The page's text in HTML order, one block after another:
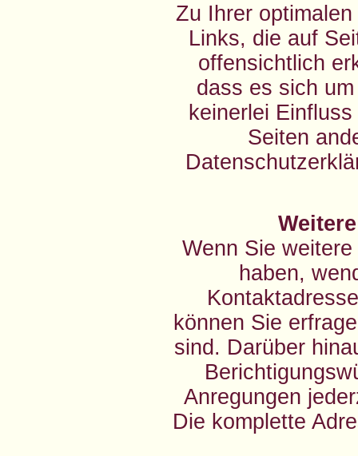
Zu Ihrer
Links, die auf
offensichtlich
dass es sich
keinerlei
Seiten
Wenn Sie
haben,
können Sie
sind. Darüber
Anregungen
Die komplette